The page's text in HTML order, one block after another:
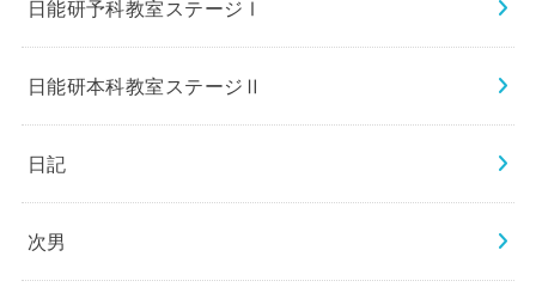
日能研予科教室ステージⅠ
日能研本科教室ステージⅡ
日記
次男